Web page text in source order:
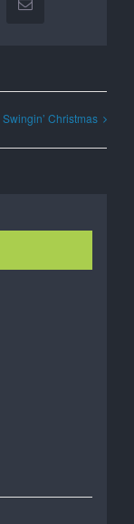
Email
Swingin’ Christmas